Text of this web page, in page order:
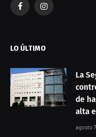
FacebookInstagram
LO ÚLTIMO
La
de
alta
agosto